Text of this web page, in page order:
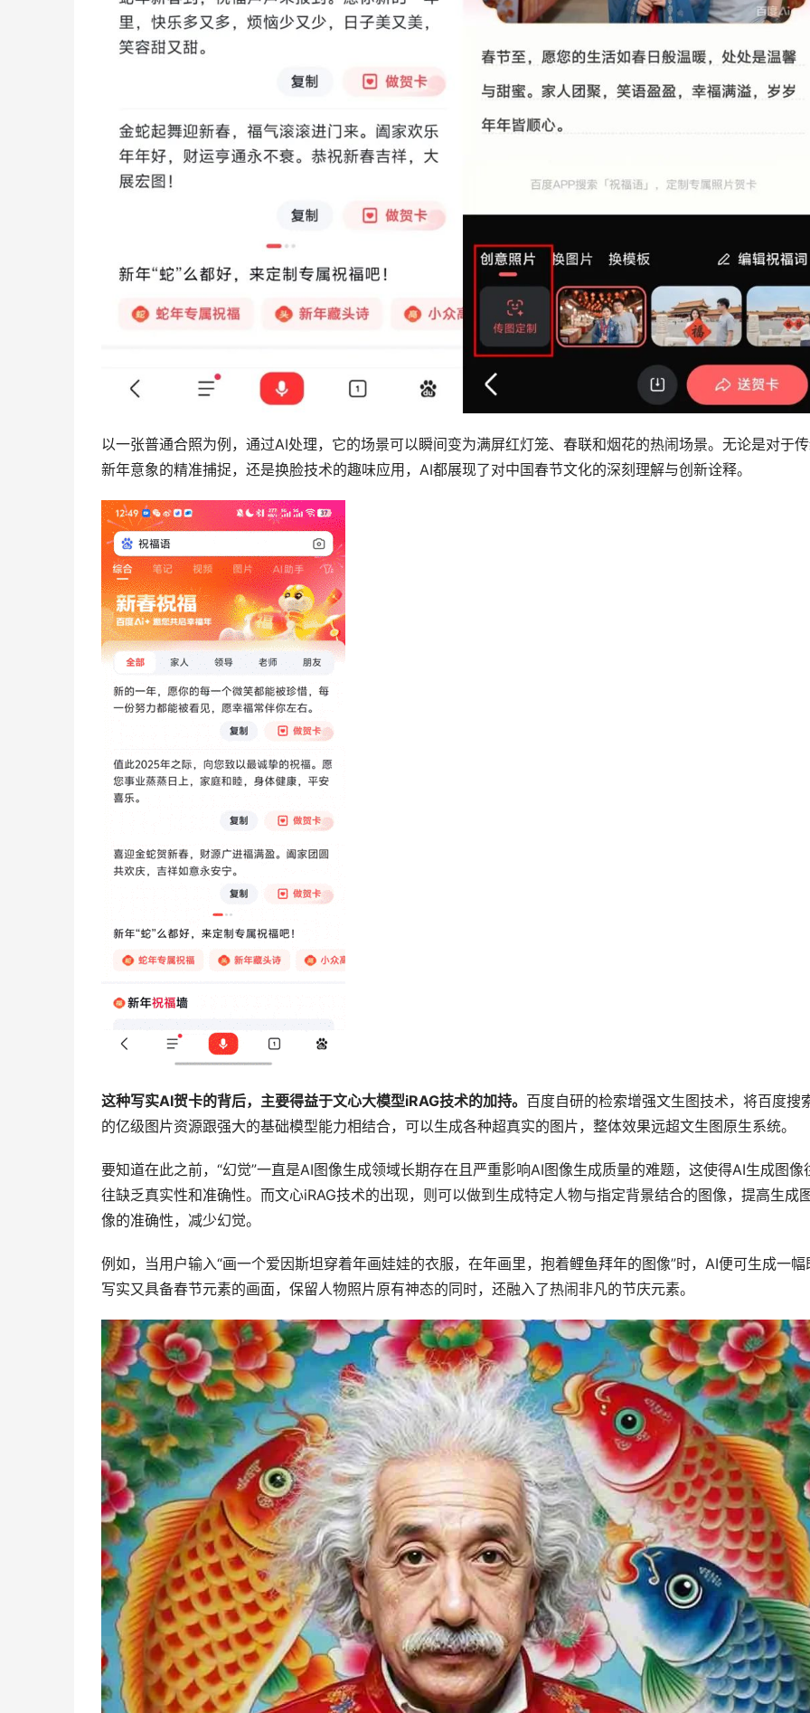
以一张普通合照为例，通过AI处理，它的场景可以瞬间变为满屏红灯笼、春联和烟花的热闹场景。无论是对于
新年意象的精准捕捉，还是换脸技术的趣味应用，AI都展现了对中国春节文化的深刻理解与创新诠释。
这种写实AI贺卡的背后，主要得益于文心大模型iRAG技术的加持。 百度自研的检索增强文生图技术，将百度搜
的亿级图片资源跟强大的基础模型能力相结合，可以生成各种超真实的图片，整体效果远超文生图原生系统。
要知道在此之前，“幻觉”一直是AI图像生成领域长期存在且严重影响AI图像生成质量的难题，这使得AI生成图像
往缺乏真实性和准确性。而文心iRAG技术的出现，则可以做到生成特定人物与指定背景结合的图像，提高生成
像的准确性，减少幻觉。
例如，当用户输入“画一个爱因斯坦穿着年画娃娃的衣服，在年画里，抱着鲤鱼拜年的图像”时，AI便可生成一幅
写实又具备春节元素的画面，保留人物照片原有神态的同时，还融入了热闹非凡的节庆元素。